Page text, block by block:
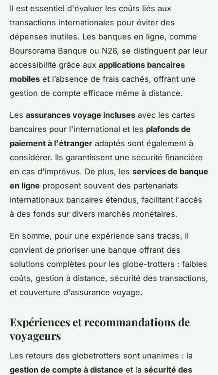
Il est essentiel d'évaluer les coûts liés aux
transactions internationales pour éviter des
dépenses inutiles. Les banques en ligne, comme
Boursorama Banque ou N26, se distinguent par leur
accessibilité grâce aux applications bancaires
mobiles et l’absence de frais cachés, offrant une
gestion de compte efficace même à distance.
Les assurances voyage incluses avec les cartes
bancaires pour l'international et les plafonds de
paiement à l'étranger adaptés sont également à
considérer. Ils garantissent une sécurité financière
en cas d'imprévus. De plus, les services de banque
en ligne proposent souvent des partenariats
internationaux bancaires étendus, facilitant l'accès
à des fonds sur divers marchés monétaires.
En somme, pour une expérience sans tracas, il
convient de prioriser une banque offrant des
solutions complètes pour les globe-trotters : faibles
coûts, gestion à distance, sécurité des transactions,
et couverture d'assurance voyage.
Expériences et recommandations de
voyageurs
Les retours des globetrotters sont unanimes : la
gestion de compte à distance et la sécurité des